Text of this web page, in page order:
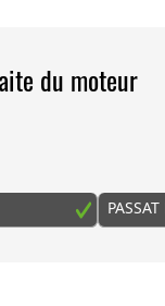
du moteur